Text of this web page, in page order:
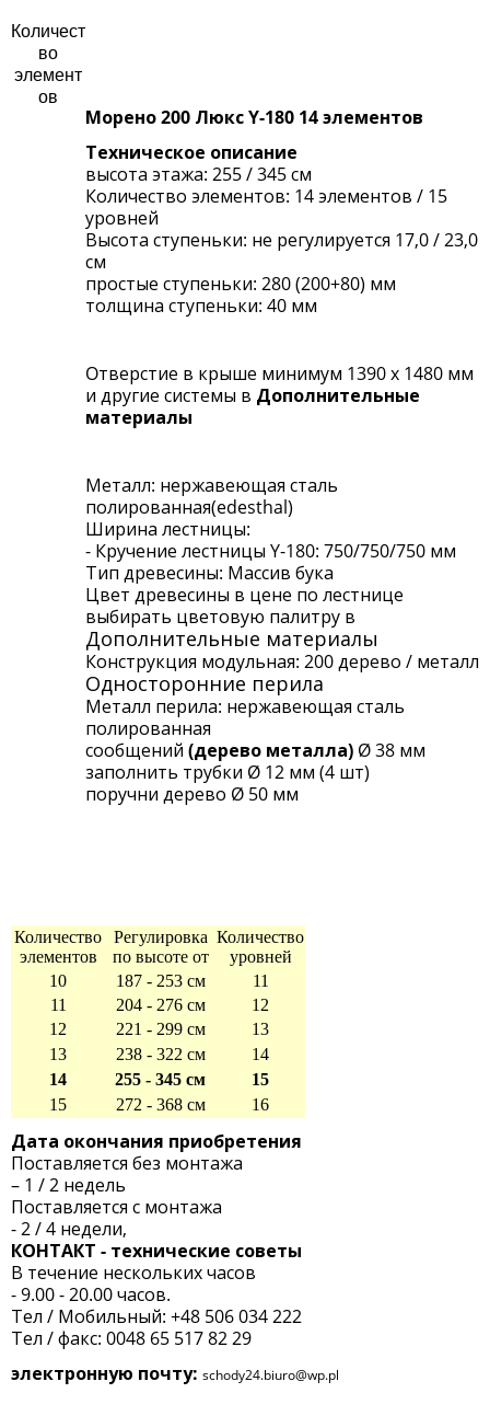
Морено 200 Люкс Y-180 14 элементов
Техническое описание
высота этажа: 255 / 345 см
Количество элементов: 14 элементов / 15
уровней
Высота ступеньки: не регулируется 17,0 / 23,0
см
простые ступеньки: 280 (200+80) мм
толщина ступеньки: 40 мм
Oтверстие в крыше минимум 1390 x 1480 мм
и другие системы в Дополнительные
материалы
Металл: нержавеющая сталь
полированная(edesthal)
Ширина лестницы:
- Кручение лестницы Y-180: 750/750/750 мм
Тип древесины: Массив бука
Цвет древесины в цене по лестнице
выбирать цветовую палитру в
Дополнительные материалы
Конструкция модульная: 200 дерево / металл
Односторонние перила
Металл перила: нержавеющая сталь
полированная
сообщений (дерево металла) Ø 38 мм
заполнить трубки Ø 12 мм (4 шт)
поручни дерево Ø 50 мм
Количест
во
элемент
ов
Количество
элементов
Регулировка
по высоте от
Количество
уровней
10
187 - 253 см
11
11
204 - 276 см
12
12
221 - 299 см
13
13
238 - 322 см
14
14
255 - 345 см
15
15
272 - 368 см 16
Дата окончания приобретения
Поставляется без монтажа
– 1 / 2 недель
Поставляется с монтажа
- 2 / 4 недели,
КОНТАКТ - технические советы
В течение нескольких часов
- 9.00 - 20.00 часов.
Тел / Мобильный: +48 506 034 222
Тел / факс: 0048 65 517 82 29
электронную почту: schody24.biuro@wp.pl